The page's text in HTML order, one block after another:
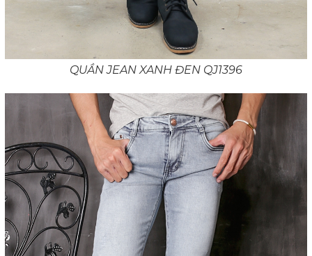
QUẦN JEAN XANH ĐEN QJ1396